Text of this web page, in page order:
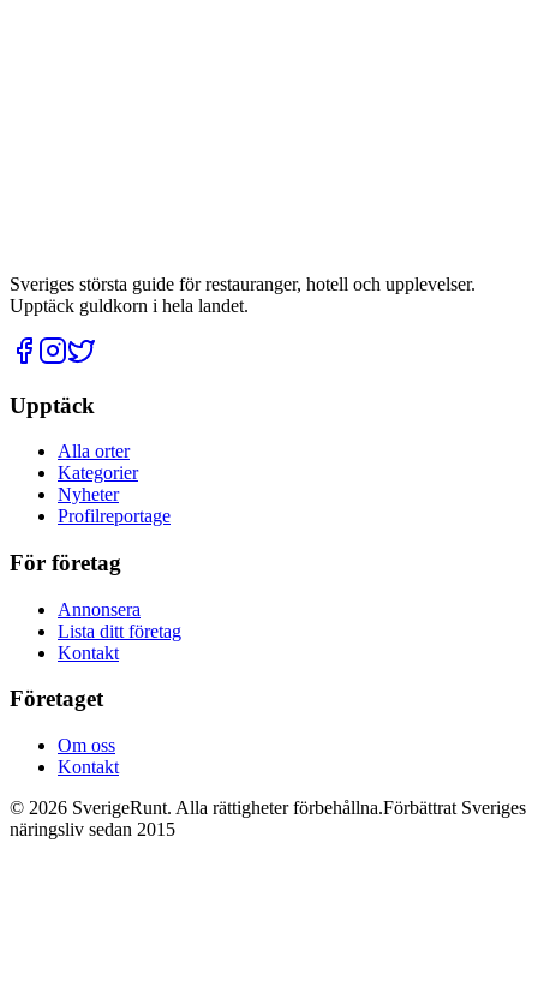
Sveriges största guide för restauranger, hotell och upplevelser.
Upptäck guldkorn i hela landet.
Upptäck
Alla orter
Kategorier
Nyheter
Profilreportage
För företag
Annonsera
Lista ditt företag
Kontakt
Företaget
Om oss
Kontakt
© 2026 SverigeRunt. Alla rättigheter förbehållna.Förbättrat Sveriges
näringsliv sedan 2015